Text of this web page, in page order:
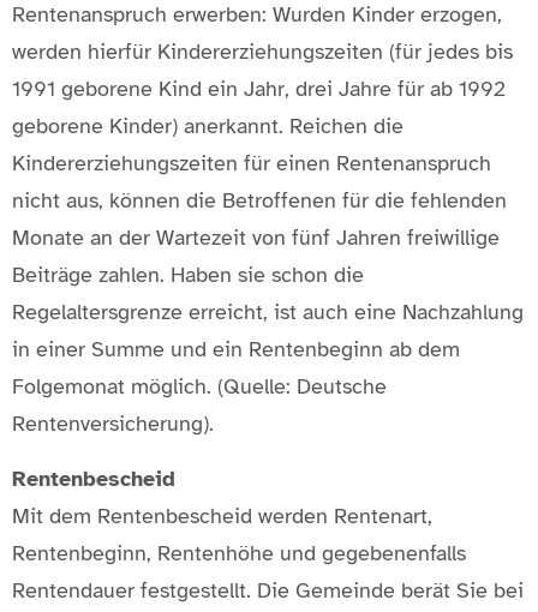
Rentenanspruch erwerben: Wurden Kinder erzogen,
werden hierfür Kindererziehungszeiten (für jedes bis
1991 geborene Kind ein Jahr, drei Jahre für ab 1992
geborene Kinder) anerkannt. Reichen die
Kindererziehungszeiten für einen Rentenanspruch
nicht aus, können die Betroffenen für die fehlenden
Monate an der Wartezeit von fünf Jahren freiwillige
Beiträge zahlen. Haben sie schon die
Regelaltersgrenze erreicht, ist auch eine Nachzahlung
in einer Summe und ein Rentenbeginn ab dem
Folgemonat möglich. (Quelle: Deutsche
Rentenversicherung).
Rentenbescheid
Mit dem Rentenbescheid werden Rentenart,
Rentenbeginn, Rentenhöhe und gegebenenfalls
Rentendauer festgestellt. Die Gemeinde berät Sie bei